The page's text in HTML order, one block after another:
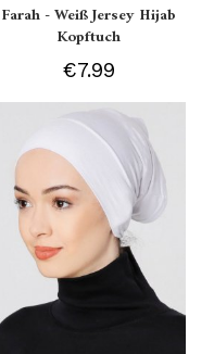
Farah - Weiß Jersey Hijab
Kopftuch
€7.99